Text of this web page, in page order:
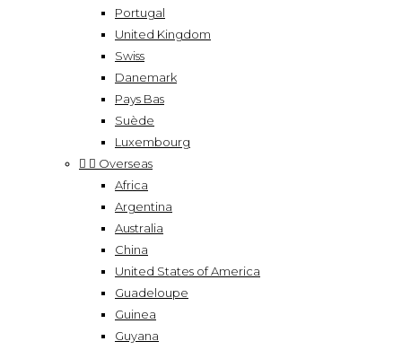
Portugal
United Kingdom
Swiss
Danemark
Pays Bas
Suède
Luxembourg
  Overseas
Africa
Argentina
Australia
China
United States of America
Guadeloupe
Guinea
Guyana